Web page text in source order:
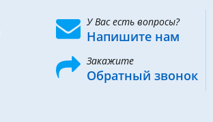
У Вас есть вопросы?
Напишите нам
Закажите
Обратный звонок